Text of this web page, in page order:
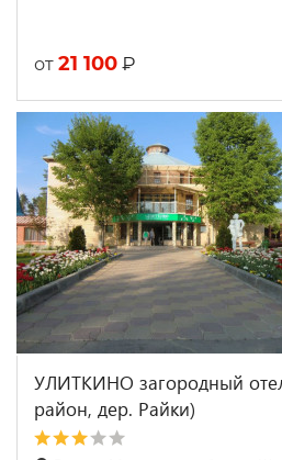
от 21 100 ₽
УЛИТКИНО загородный
район, дер. Райки)